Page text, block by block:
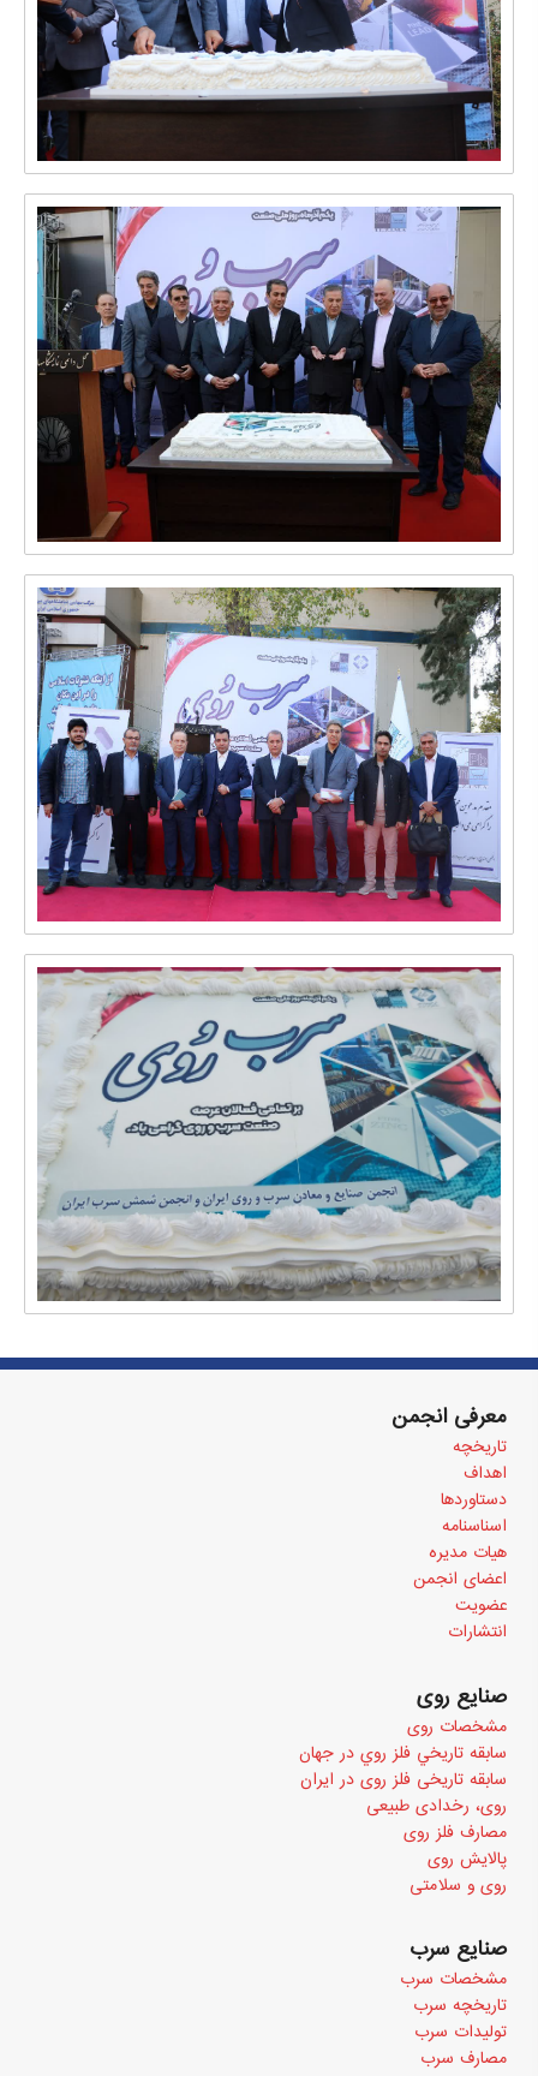
معرفی انجمن
تاریخچه
اهداف
دستاوردها
اسناسنامه
هیات مدیره
اعضای انجمن
عضویت
انتشارات
صنایع روی
مشخصات روی
سابقه تاريخي فلز روي در جهان
سابقه تاریخی فلز روی در ایران
روی، رخدادی طبیعی
مصارف فلز روی
پالایش روی
روی و سلامتی
صنایع سرب
مشخصات سرب
تاریخچه سرب
تولیدات سرب
مصارف سرب